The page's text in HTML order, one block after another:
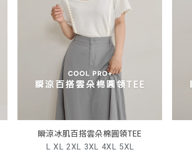
瞬涼冰肌百搭雲朵棉圓領TEE
L XL 2XL 3XL 4XL 5XL